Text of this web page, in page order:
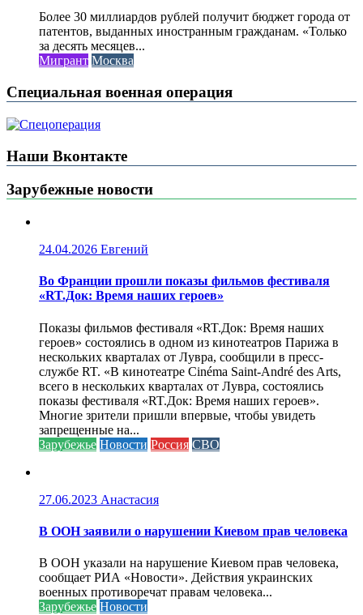
Более 30 миллиардов рублей получит бюджет города от
патентов, выданных иностранным гражданам. «Только
за десять месяцев...
Мигрант Москва
Специальная военная операция
Наши Вконтакте
Зарубежные новости
24.04.2026 Евгений
Во Франции прошли показы фильмов фестиваля
«RT.Док: Время наших героев»
Показы фильмов фестиваля «RT.Док: Время наших
героев» состоялись в одном из кинотеатров Парижа в
нескольких кварталах от Лувра, сообщили в пресс-
службе RT. «В кинотеатре Cinéma Saint-André des Arts,
всего в нескольких кварталах от Лувра, состоялись
показы фестиваля «RT.Док: Время наших героев».
Многие зрители пришли впервые, чтобы увидеть
запрещенные на...
Зарубежье Новости Россия СВО
27.06.2023 Анастасия
В ООН заявили о нарушении Киевом прав человека
В ООН указали на нарушение Киевом прав человека,
сообщает РИА «Новости». Действия украинских
военных противоречат правам человека...
Зарубежье Новости